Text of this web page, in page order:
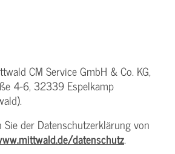
CM Service GmbH & Co. KG,
4-6, 32339 Espelkamp
der Datenschutzerklärung von
datenschutz.